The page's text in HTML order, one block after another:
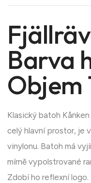
Barva
Objem
Klasický batoh
celý hlavní prostor, je
vinylonu. Batoh má
mírně vypolstrované
Zdobí ho reflexní logo.